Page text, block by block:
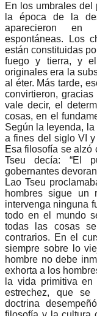
En los umbrales del
la época de la
aparecieron en
espontáneas. Los
están constituidas
fuego y tierra, y el
originales era la
al éter. Más tarde,
convirtieron, gracias
vale decir, el
cosas, en el
Según la leyenda,
a fines del siglo VI
Esa filosofía se alzó
Tseu decía: “El
gobernantes
Lao Tseu
hombres sigue un
intervenga ninguna
todo en el mundo
todas las cosas
contrarios. En el
siempre sobre lo
hombre no debe
exhorta a los
la vida primitiva
estrechez, que se
doctrina